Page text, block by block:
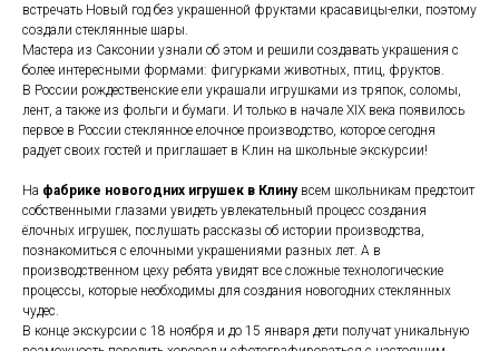
встречать Новый год без украшенной фруктами красавицы-елки, поэтому
создали стеклянные шары.
Мастера из Саксонии узнали об этом и решили создавать украшения с
более интересными формами: фигурками животных, птиц, фруктов.
В России рождественские ели украшали игрушками из тряпок, соломы,
лент, а также из фольги и бумаги. И только в начале XIX века появилось
первое в России стеклянное елочное производство, которое сегодня
радует своих гостей и приглашает в Клин на школьные экскурсии!
На фабрике новогодних игрушек в Клинувсем школьникам предстоит
собственными глазами увидеть увлекательный процесс создания
ёлочных игрушек, послушать рассказы об истории производства,
познакомиться с елочными украшениями разных лет. А в
производственном цеху ребята увидят все сложные технологические
процессы, которые необходимы для создания новогодних стеклянных
чудес.
В конце экскурсии с 18 ноября и до 15 января дети получат уникальную